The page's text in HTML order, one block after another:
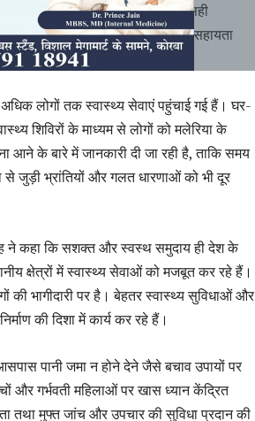
उद्देश्य मलेरिया की शीघ्र पहचान, सही
लाना और गांवों तक सीधे स्वास्थ्य सहायता
लोगों तक स्वास्थ्य सेवाएं पहुंचाई गई हैं। घर-
शिविरों के माध्यम से लोगों को मलेरिया के
के बारे में जानकारी दी जा रही है, ताकि समय
जुड़ी भ्रांतियों और गलत धारणाओं को भी दूर
ने कहा कि सशक्त और स्वस्थ समुदाय ही देश के
क्षेत्रों में स्वास्थ्य सेवाओं को मजबूत कर रहे हैं।
की भागीदारी पर है। बेहतर स्वास्थ्य सुविधाओं और
की दिशा में कार्य कर रहे हैं।
पानी जमा न होने देने जैसे बचाव उपायों पर
और गर्भवती महिलाओं पर खास ध्यान केंद्रित
तथा मुफ्त जांच और उपचार की सुविधा प्रदान की